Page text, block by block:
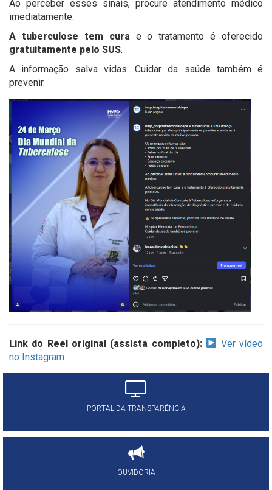
Ao perceber esses sinais, procure atendimento médico
imediatamente.
A tuberculose tem curae o tratamento é oferecido
gratuitamente pelo SUS.
A informação salva vidas. Cuidar da saúde também é
prevenir.
Link do Reel original (assista completo):
Ver vídeo
no Instagram
PORTAL DA TRANSPARÊNCIA
OUVIDORIA